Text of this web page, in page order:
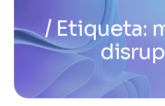
Etiqueta: